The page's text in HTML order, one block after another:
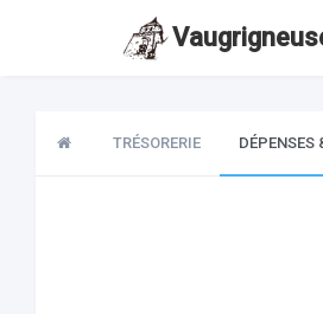
TRÉSORERIE DÉPENSES